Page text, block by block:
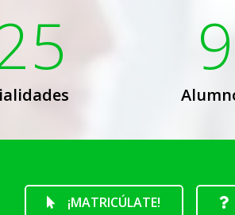
¡MATRICÚLATE!